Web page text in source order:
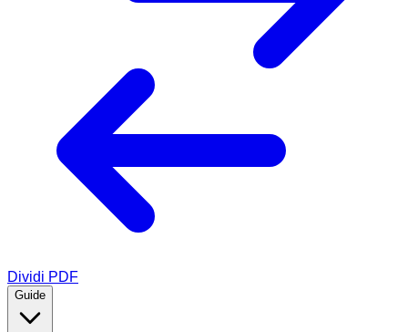
Dividi PDF
Guide